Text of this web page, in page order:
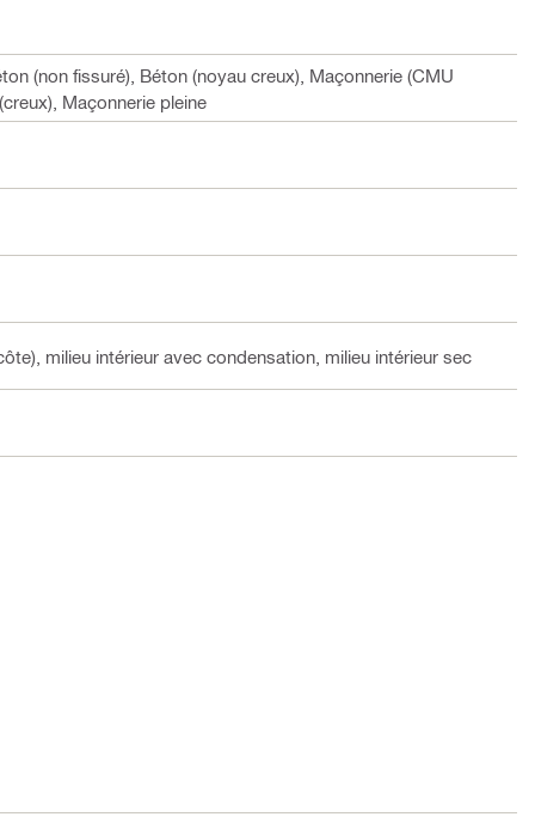
(non fissuré), Béton (noyau creux), Maçonnerie (CMU
Maçonnerie pleine
milieu intérieur avec condensation, milieu intérieur sec